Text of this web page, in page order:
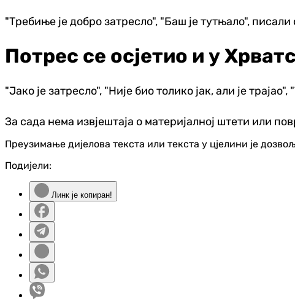
"Требиње је добро затресло", "Баш је тутњало", писали
Потрес се осјетио и у
"Јако је затресло", "Није био толико јак, али је
За сада нема извјештаја о материјалној штети или
Преузимање дијелова текста или текста у цјелини је
Подијели:
Линк је копиран!